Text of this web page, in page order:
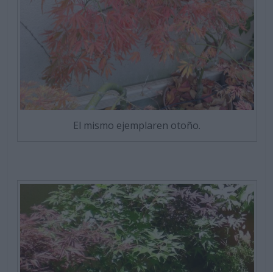
El mismo ejemplaren otoño.